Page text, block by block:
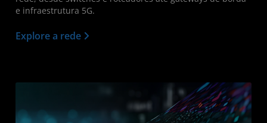
e infraestrutura 5G.
Explore a rede